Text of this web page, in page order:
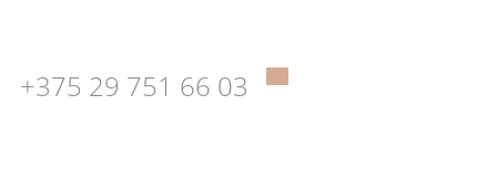
+375 29 751 66 03